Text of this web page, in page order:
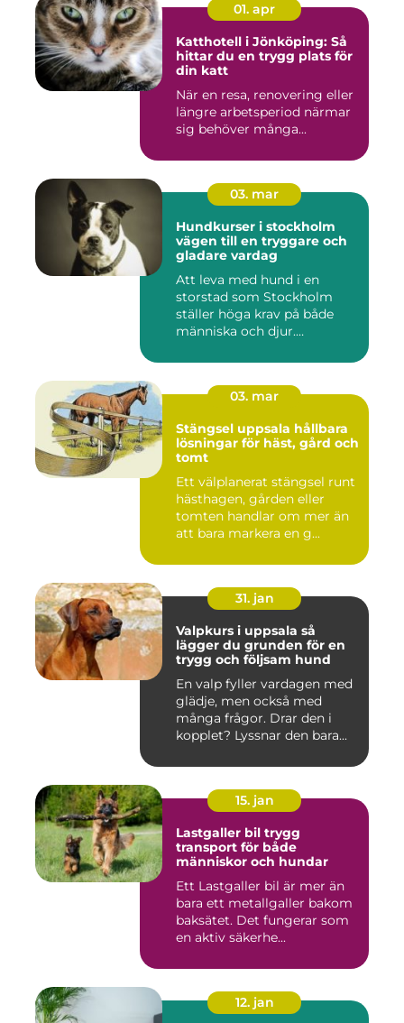
01. apr
Katthotell i Jönköping: Så
hittar du en trygg plats för
din katt
När en resa, renovering eller
längre arbetsperiod närmar
sig behöver många...
03. mar
Hundkurser i stockholm
vägen till en tryggare och
gladare vardag
Att leva med hund i en
storstad som Stockholm
ställer höga krav på både
människa och djur.
03. mar
Stängsel uppsala hållbara
lösningar för häst, gård och
tomt
Ett välplanerat stängsel runt
hästhagen, gården eller
tomten handlar om mer än
att bara markera en g...
31. jan
Valpkurs i uppsala så
lägger du grunden för en
trygg och följsam hund
En valp fyller vardagen med
glädje, men också med
många frågor. Drar den i
kopplet? Lyssnar den bara...
15. jan
Lastgaller bil trygg
transport för både
människor och hundar
Ett Lastgaller bil är mer än
bara ett metallgaller bakom
baksätet. Det fungerar som
en aktiv säkerhe...
12. jan